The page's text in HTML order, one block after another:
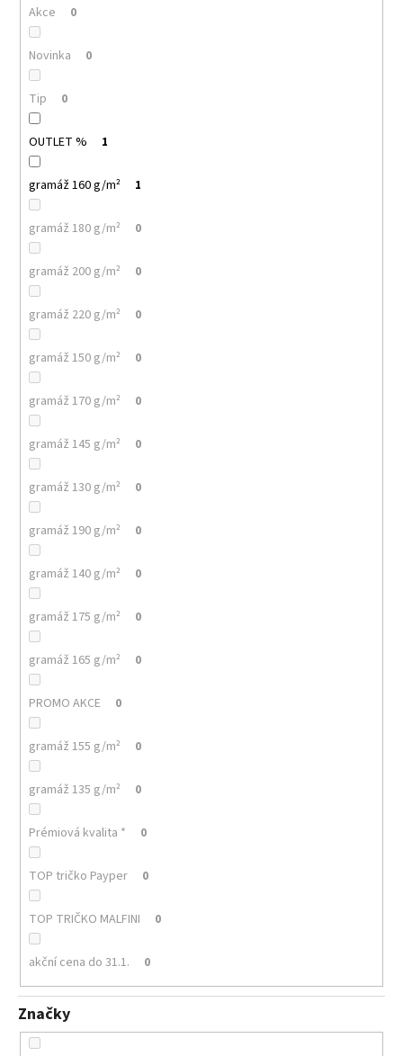
Akce 0
Novinka 0
Tip 0
OUTLET % 1
gramáž 160 g/m² 1
gramáž 180 g/m² 0
gramáž 200 g/m² 0
gramáž 220 g/m² 0
gramáž 150 g/m² 0
gramáž 170 g/m² 0
gramáž 145 g/m² 0
gramáž 130 g/m² 0
gramáž 190 g/m² 0
gramáž 140 g/m² 0
gramáž 175 g/m² 0
gramáž 165 g/m² 0
PROMO AKCE 0
gramáž 155 g/m² 0
gramáž 135 g/m² 0
Prémiová kvalita * 0
TOP tričko Payper 0
TOP TRIČKO MALFINI 0
akční cena do 31.1. 0
Značky
m
PELICAN
P72
TRIČKO
DĚTSKÉ
54
Kč